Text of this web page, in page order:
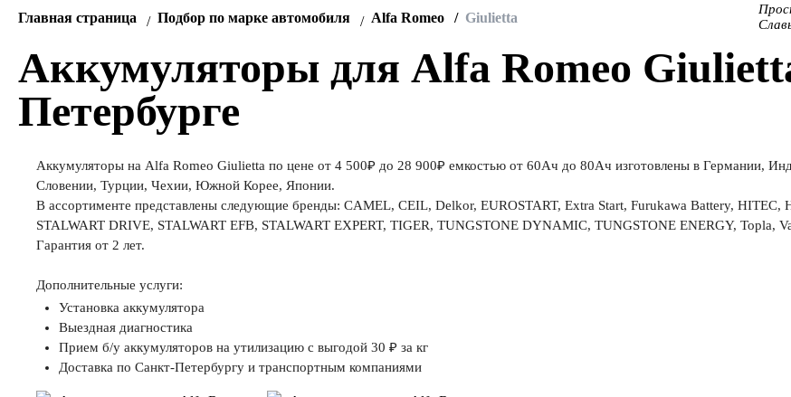
Главная страница Подбор по марке автомобиля Alfa Romeo Giulietta
Аккумуляторы для Alfa Romeo
Петербурге
Аккумуляторы на Alfa Romeo Giulietta по цене от 4 500₽ до 28 900₽ емкостью от 60Ач до 80Ач изготовлены в Германии,
Словении, Турции, Чехии, Южной Корее, Японии.
В ассортименте представлены следующие бренды: CAMEL, CEIL, Delkor, EUROSTART, Extra Start, Furukawa Battery,
STALWART DRIVE, STALWART EFB, STALWART EXPERT, TIGER, TUNGSTONE DYNAMIC, TUNGSTONE ENERGY, Topla,
Гарантия от 2 лет.
Дополнительные услуги:
Установка аккумулятора
Выездная диагностика
Прием б/у аккумуляторов на утилизацию с выгодой 30 ₽ за кг
Доставка по Санкт-Петербургу и транспортным компаниями